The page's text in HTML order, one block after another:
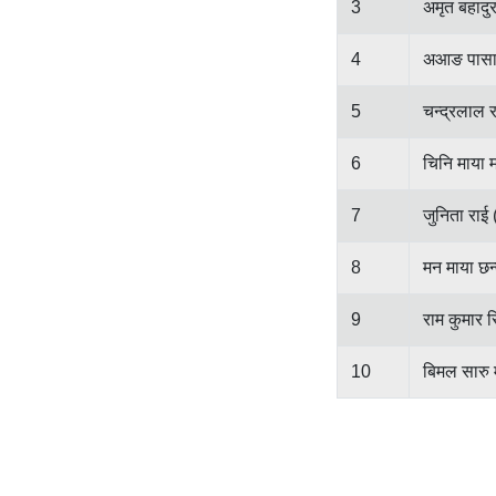
3 अमृत
4 अआङ
5 चन्द्रलाल
6 चिनि माया
7 जुनिता राई
8 मन माया
9 राम कुमार
10 बिमल सारु